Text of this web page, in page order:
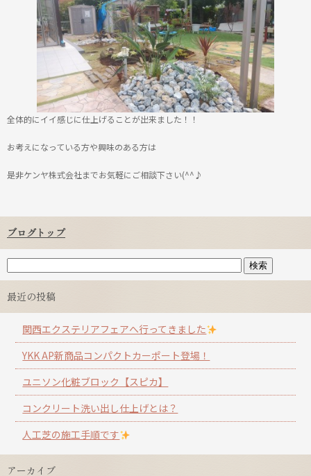
全体的にイイ感じに仕上げることが出来ました！！
お考えになっている方や興味のある方は
是非ケンヤ株式会社までお気軽にご相談下さい(^^♪
ブログトップ
最近の投稿
関西エクステリアフェアへ行ってきました
YKK AP新商品コンパクトカーポート登場！
ユニソン化粧ブロック【スピカ】
コンクリート洗い出し仕上げとは？
人工芝の施工手順です
アーカイブ